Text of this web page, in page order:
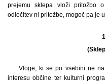
prejemu sklepa vloži pritožbo
odločitev ni pritožbe, mogoč pa je
Vloge, ki se po vsebini ne
interesu občine ter kulturni